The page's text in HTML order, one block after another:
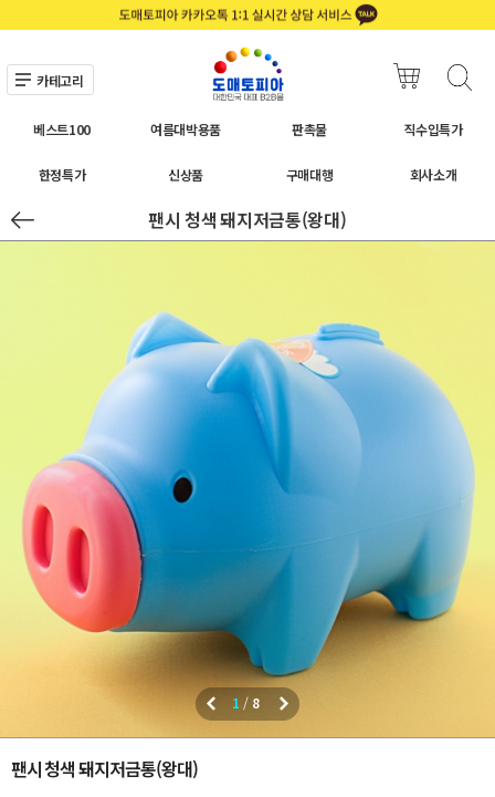
카테고리
베스트100 여름대박용품 판촉물 직수입특가
한정특가 신상품 구매대행 회사소개
팬시 청색 돼지저금통(왕대)
1 / 8
팬시 청색 돼지저금통(왕대)